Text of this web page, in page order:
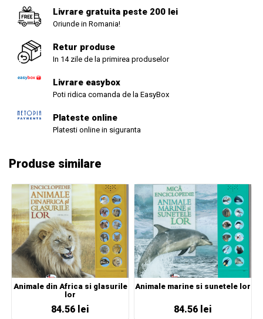
Livrare gratuita peste 200 lei
Oriunde in Romania!
Retur produse
In 14 zile de la primirea produselor
Livrare easybox
Poti ridica comanda de la EasyBox
Plateste online
Platesti online in siguranta
Produse similare
Animale din Africa si glasurile
lor
84.56 lei
Animale marine si sunetele lor
84.56 lei